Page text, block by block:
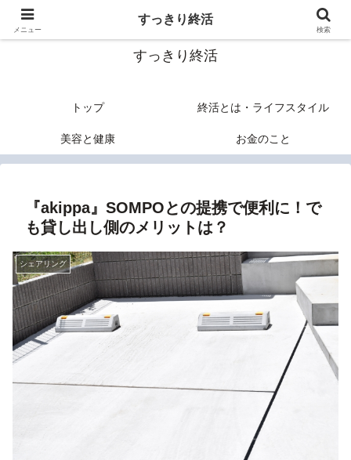
終活のヒントあれこれ
すっきり終活
トップ 終活とは・ライフスタイル
美容と健康 お金のこと
『akippa』SOMPOとの提携で便利に！で
も貸し出し側のメリットは？
シェアリング
メニュー
すっきり終活
検索